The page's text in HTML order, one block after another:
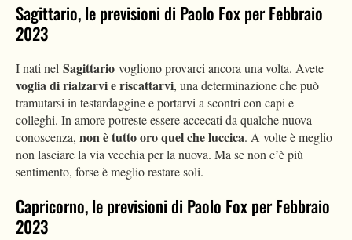
Sagittario, le previsioni di Paolo Fox per Febbraio
2023
I nati nel Sagittario vogliono provarci ancora una volta. Avete
voglia di rialzarvi e riscattarvi, una determinazione che può
tramutarsi in testardaggine e portarvi a scontri con capi e
colleghi. In amore potreste essere accecati da qualche nuova
conoscenza, non è tutto oro quel che luccica. A volte è meglio
non lasciare la via vecchia per la nuova. Ma se non c’è più
sentimento, forse è meglio restare soli.
Capricorno, le previsioni di Paolo Fox per Febbraio
2023